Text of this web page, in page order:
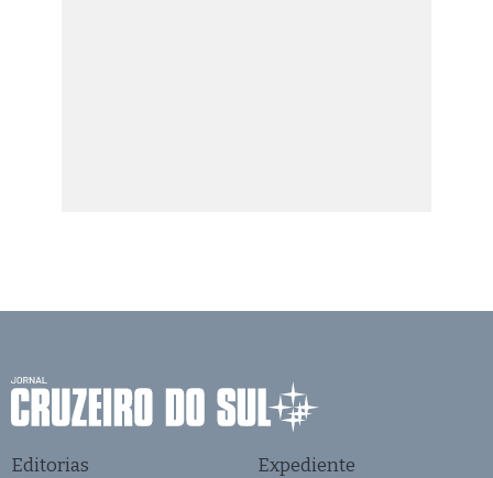
Editorias Expediente